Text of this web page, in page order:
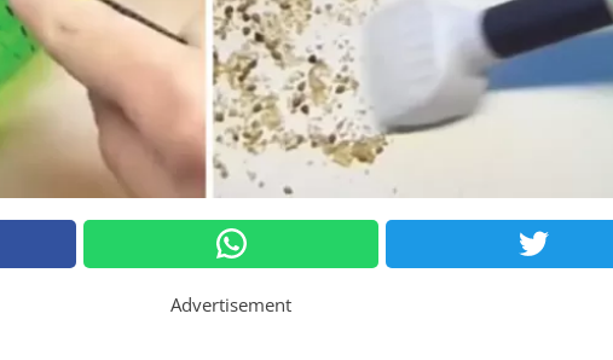
Advertisement